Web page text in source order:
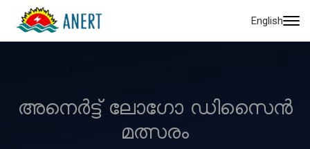
English
അനെർട്ട് ലോഗോ ഡിസൈൻ
മത്സരം